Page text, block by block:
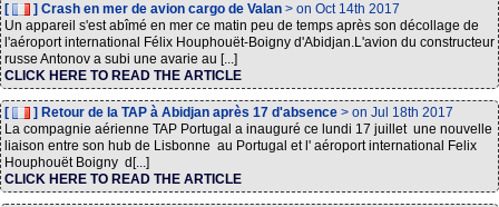
[ ] Crash en mer de avion cargo de Valan > on Oct 14th 2017
Un appareil s'est abîmé en mer ce matin peu de temps après son décollage de
l'aéroport international Félix Houphouët-Boigny d'Abidjan.L'avion du constructeur
russe Antonov a subi une avarie au [...]
CLICK HERE TO READ THE ARTICLE
[ ] Retour de la TAP à Abidjan après 17 d'absence > on Jul 18th 2017
La compagnie aérienne TAP Portugal a inauguré ce lundi 17 juillet une nouvelle
liaison entre son hub de Lisbonne au Portugal et l' aéroport international Felix
Houphouët Boigny d[...]
CLICK HERE TO READ THE ARTICLE